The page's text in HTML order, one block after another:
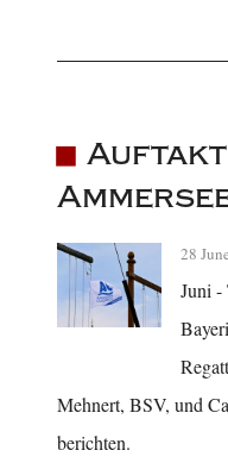
28
Juni -
Mehnert, BSV, und
berichten.